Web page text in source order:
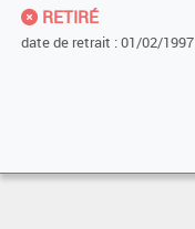
RETIRÉ
date de retrait : 01/02/1997